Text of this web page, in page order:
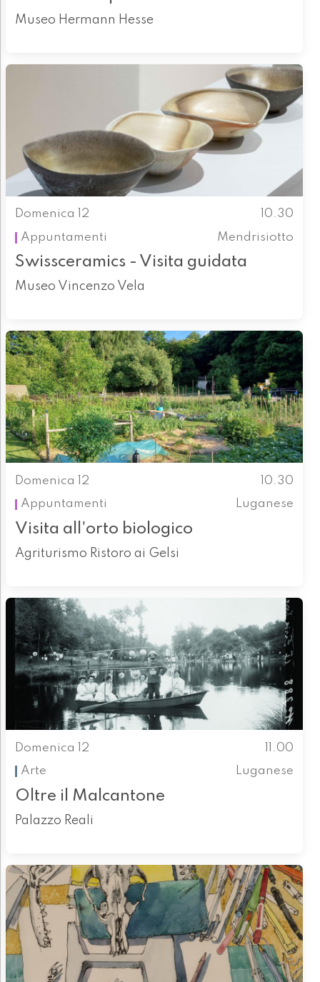
Museo Hermann Hesse
Domenica 12
10.30
Appuntamenti
Mendrisiotto
Swissceramics - Visita guidata
Museo Vincenzo Vela
Domenica 12
10.30
Appuntamenti
Luganese
Visita all'orto biologico
Agriturismo Ristoro ai Gelsi
Domenica 12
11.00
Arte
Luganese
Oltre il Malcantone
Palazzo Reali